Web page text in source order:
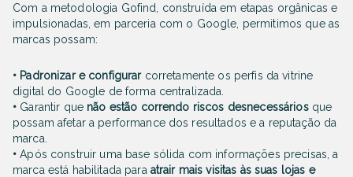
Com a metodologia Gofind, construída em etapas orgânicas e
impulsionadas, em parceria com o Google, permitimos que as
marcas possam:
• Padronizar e configurarcorretamente os perfis da vitrine
digital do Google de forma centralizada.
• Garantir que não estão correndo riscos desnecessáriosque
possam afetar a performance dos resultados e a reputação da
marca.
•Após construir uma base sólida com informações precisas, a
marca está habilitada para atrair mais visitas às suas lojas e